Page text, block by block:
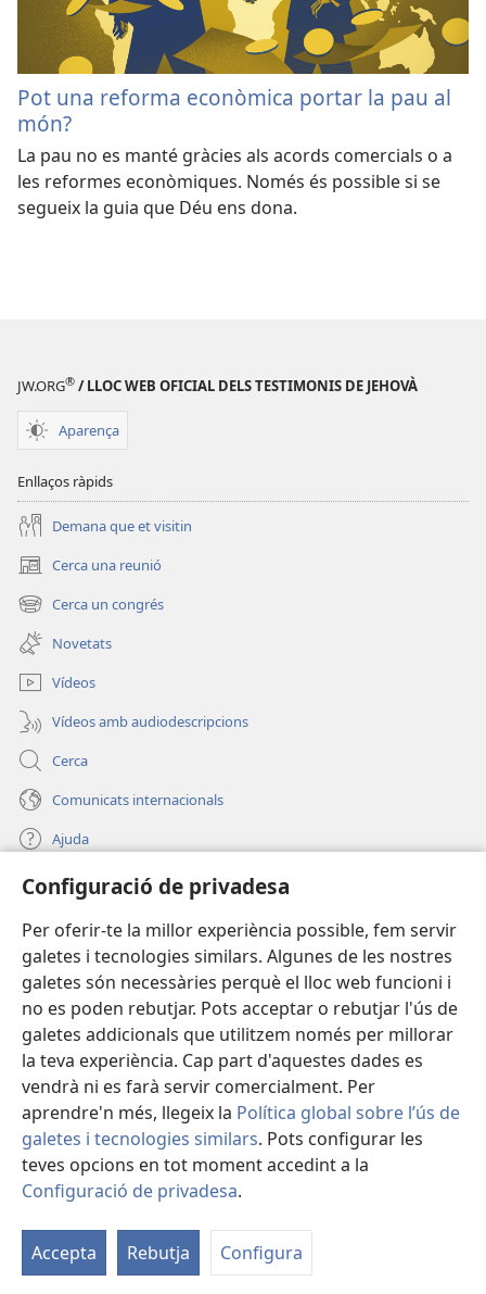
Configuració de privadesa
Per oferir-te la millor experiència possible, fem servir
galetes i tecnologies similars. Algunes de les nostres
galetes són necessàries perquè el lloc web funcioni i
no es poden rebutjar. Pots acceptar o rebutjar l'ús de
galetes addicionals que utilitzem només per millorar
la teva experiència. Cap part d'aquestes dades es
vendrà ni es farà servir comercialment. Per
aprendre'n més, llegeix la Política global sobre l’ús de
galetes i tecnologies similars. Pots configurar les
teves opcions en tot moment accedint a la
Configuració de privadesa.
Accepta Rebutja Configura
Pot una reforma econòmica portar la pau al
món?
La pau no es manté gràcies als acords comercials o a
les reformes econòmiques. Només és possible si se
segueix la guia que Déu ens dona.
JW.ORG® / LLOC WEB OFICIAL DELS TESTIMONIS DE JEHOVÀ
Aparença
Enllaços ràpids
Demana que et visitin
Cerca una reunió
(obre
una
finestra
nova)
Cerca un congrés
(obre
una
finestra
nova)
Novetats
Vídeos
Vídeos amb audiodescripcions
Cerca
Comunicats internacionals
Ajuda
Donacions
una
nova)
BIBLIOTECA EN LÍNIA Watchtower™
(obre
una
finestra
nova)
JW Hub
(obre
una
finestra
®
Copyright© 2026 Watch Tower Bible and Tract Society of Pennsylvania.
CONDICIONS D'ÚS|POLÍTICA DE PRIVADESA